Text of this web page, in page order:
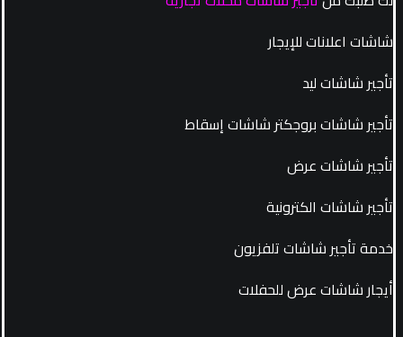
شاشات اعلانات للإيجار
تأجير شاشات ليد
تأجير شاشات بروجكتر شاشات إسقاط
تأجير شاشات عرض
تأجير شاشات الكترونية
خدمة تأجير شاشات تلفزيون
أيجار شاشات عرض للحفلات